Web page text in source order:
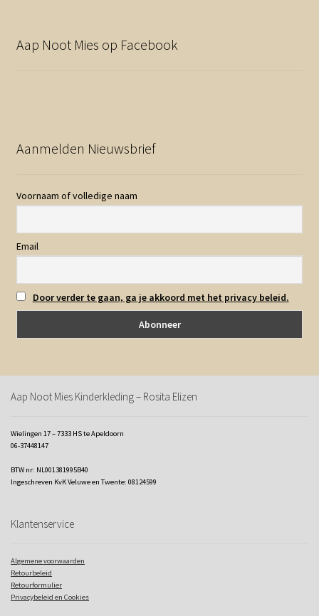
Aap Noot Mies op Facebook
Aanmelden Nieuwsbrief
Voornaam of volledige naam
Email
Door verder te gaan, ga je akkoord met het privacy beleid.
Aap Noot Mies Kinderkleding – Rosita Elizen
Wielingen 17 – 7333 HS te Apeldoorn
06-37448147
BTW nr: NL001381995B40
Ingeschreven KvK Veluwe en Twente: 08124599
Klantenservice
Algemene voorwaarden
Retourbeleid
Retourformulier
Privacybeleid en Cookies